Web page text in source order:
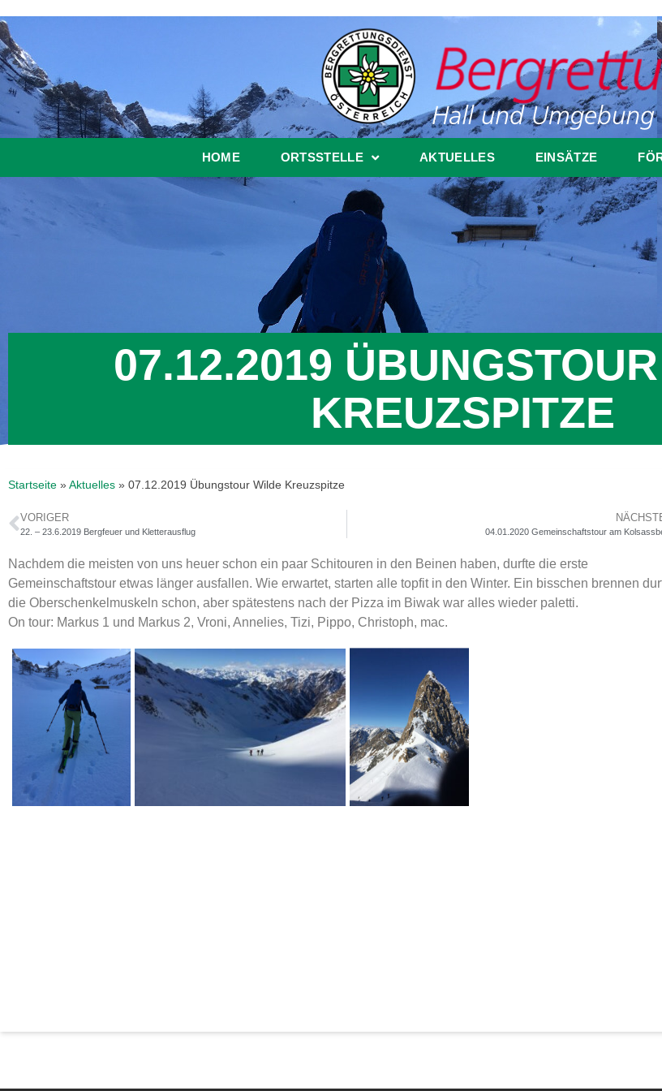
HOME ORTSSTELLE AKTUELLES EINSÄTZE
07.12.2019
KREUZSPITZE
Startseite » Aktuelles » 07.12.2019 Übungstour Wilde Kreuzspitze
VORIGER
22. – 23.6.2019 Bergfeuer und Kletterausflug 04.01.2020 Gemeinschaftstour am
Nachdem die meisten von uns heuer schon ein paar Schitouren in den Beinen haben, durfte die erste
Gemeinschaftstour etwas länger ausfallen. Wie erwartet, starten alle topfit in den Winter. Ein bisschen brennen
die Oberschenkelmuskeln schon, aber spätestens nach der Pizza im Biwak war alles wieder paletti.
On tour: Markus 1 und Markus 2, Vroni, Annelies, Tizi, Pippo, Christoph, mac.